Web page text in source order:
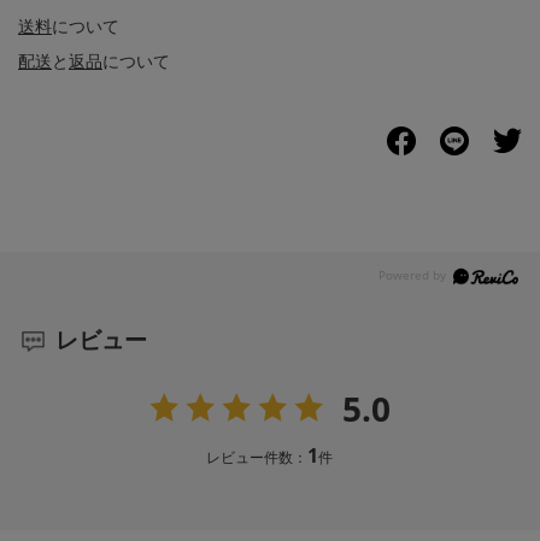
送料について
配送と返品について
レビュー
5.0
レビュー件数： 1件